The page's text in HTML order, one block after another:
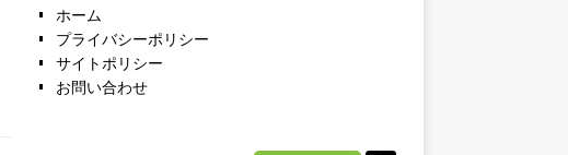
ホーム
プライバシーポリシー
サイトポリシー
お問い合わせ